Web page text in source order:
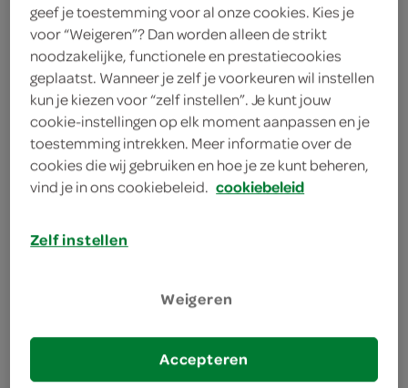
4 eetlepels lichtbruine
basterdsuiker
500 milliliter slagroom
kies je winkel
deel op twitter
geef je toestemming voor al onze cookies. Kies je
voor “Weigeren”? Dan worden alleen de strikt
noodzakelijke, functionele en prestatiecookies
geplaatst. Wanneer je zelf je voorkeuren wil instellen
kun je kiezen voor “zelf instellen”. Je kunt jouw
cookie-instellingen op elk moment aanpassen en je
toestemming intrekken. Meer informatie over de
cookies die wij gebruiken en hoe je ze kunt beheren,
vind je in ons cookiebeleid. cookiebeleid
Zelf instellen
Weigeren
Accepteren